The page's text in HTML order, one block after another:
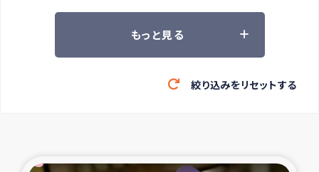
ツアー参加者の声
緊急救援の時代
東ティモール豪雨緊急支援
もっと見る
絞り込みをリセットする